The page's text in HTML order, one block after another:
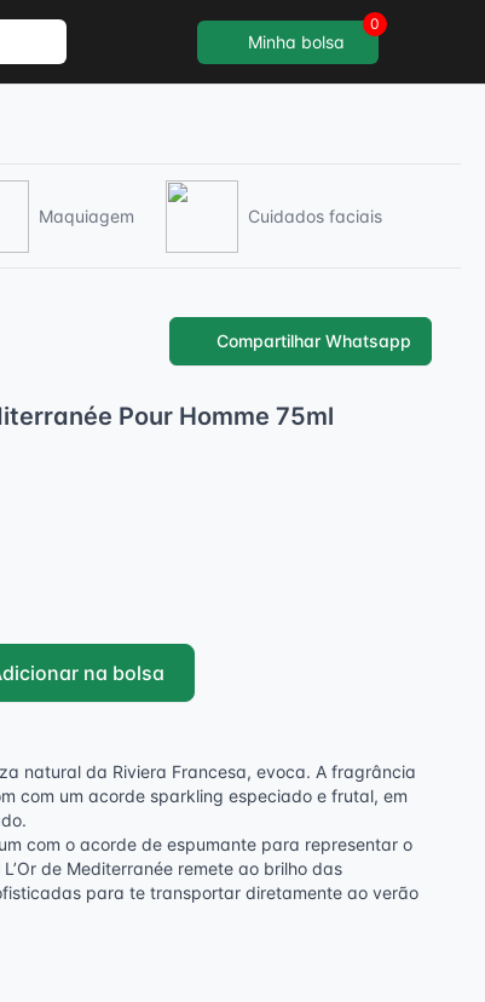
Minha bolsa
0
Maquiagem Cuidados faciais
Compartilhar Whatsapp
Pour Homme 75ml
na bolsa
natural da Riviera Francesa, evoca. A fragrância
com um acorde sparkling especiado e frutal, em
com o acorde de espumante para representar o
de Mediterranée remete ao brilho das
para te transportar diretamente ao verão